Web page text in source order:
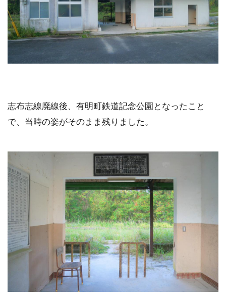
志布志線廃線後、有明町鉄道記念公園となったこと
で、当時の姿がそのまま残りました。